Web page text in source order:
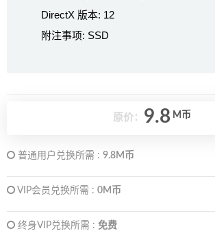
DirectX 版本: 12
附注事项: SSD
原价： 9.8 M币
普通用户兑换所需 : 9.8M币
VIP会员兑换所需 : 0M币
终身VIP兑换所需 : 免费